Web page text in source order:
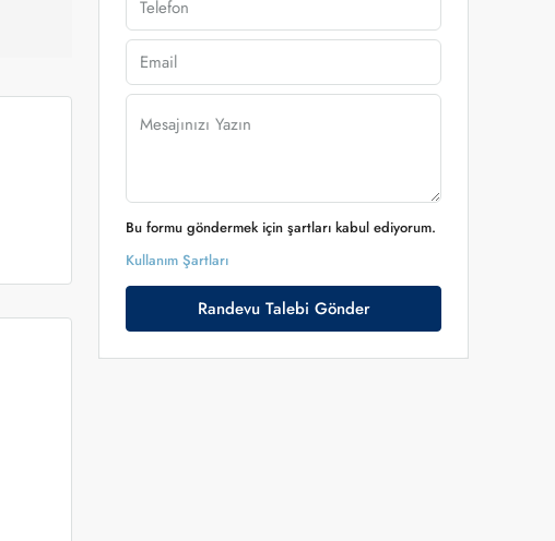
Bu formu göndermek için şartları kabul ediyorum.
Kullanım Şartları
Randevu Talebi Gönder